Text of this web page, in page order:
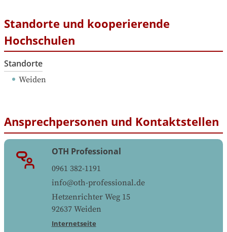
Standorte und kooperierende
Hochschulen
Standorte
Weiden
Ansprechpersonen und Kontaktstellen
OTH Professional
0961 382-1191
info@oth-professional.de
Hetzenrichter Weg 15
92637 Weiden
Internetseite